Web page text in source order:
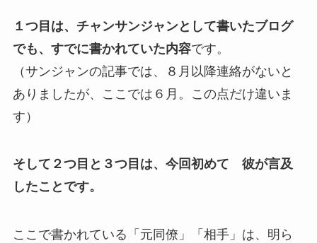
１つ目は、チャンサンジャンとして書いたブログ
でも、すでに書かれていた内容です。
（サンジャンの記事では、８月以降連絡がないと
ありましたが、ここでは６月。この点だけ違いま
す）
そして２つ目と３つ目は、今回初めて 彼が言及
したことです。
ここで書かれている「元同僚」「相手」は、明ら